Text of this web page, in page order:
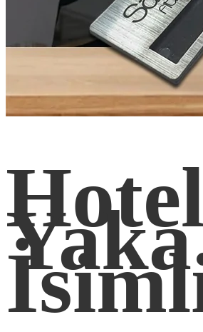
Hotel
Yaka